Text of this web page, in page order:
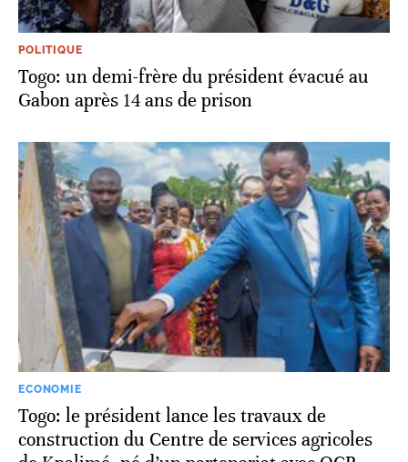
POLITIQUE
Togo: un demi-frère du président évacué au
Gabon après 14 ans de prison
ECONOMIE
Togo: le président lance les travaux de
construction du Centre de services agricoles